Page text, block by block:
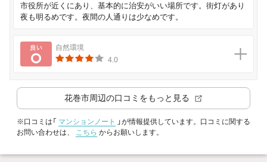
市役所が近くにあり、基本的に治安がいい場所です。街灯があり
夜も明るめです。夜間の人通りは少なめです。
良い
自然環境
4.0
花巻市周辺の口コミをもっと見る
※口コミは「 マンションノート
」が情報提供しています。口コミに関する
お問い合わせは、 こちら からお願いします。